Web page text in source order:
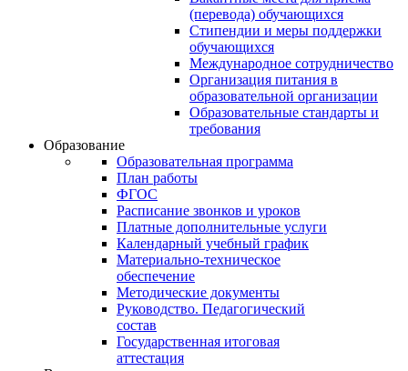
(перевода) обучающихся
Стипендии и меры поддержки
обучающихся
Международное сотрудничество
Организация питания в
образовательной организации
Образовательные стандарты и
требования
Образование
Образовательная программа
План работы
ФГОС
Расписание звонков и уроков
Платные дополнительные услуги
Календарный учебный график
Материально-техническое
обеспечение
Методические документы
Руководство. Педагогический
состав
Государственная итоговая
аттестация